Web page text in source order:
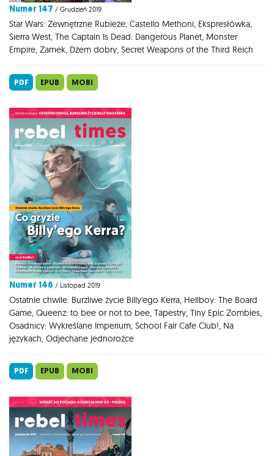
Numer 147 / Grudzień 2019
Star Wars: Zewnętrzne Rubieże, Castello Methoni, Ekspresłówka,
Sierra West, The Captain Is Dead: Dangerous Planet, Monster
Empire, Zamek, Dżem dobry, Secret Weapons of the Third Reich
PDF EPUB MOBI
Numer 146 / Listopad 2019
Ostatnie chwile. Burzliwe życie Billy'ego Kerra, Hellboy: The Board
Game, Queenz: to bee or not to bee, Tapestry, Tiny Epic Zombies,
Osadnicy: Wykreślane Imperium, School Fair Cafe Club!, Na
językach, Odjechane jednorożce
PDF EPUB MOBI